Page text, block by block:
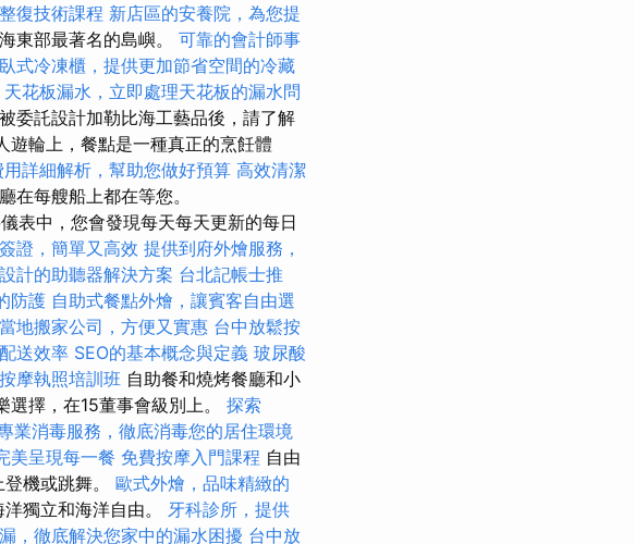
復技術課程 新店區的安養院，為您提
東部最著名的島嶼。 可靠的會計師事
臥式冷凍櫃，提供更加節省空間的冷藏
天花板漏水，立即處理天花板的漏水問
委託設計加勒比海工藝品後，請了解
遊輪上，餐點是一種真正的烹飪體
詳細解析，幫助您做好預算 高效清潔
在每艘船上都在等您。
表中，您會發現每天每天更新的每日
證，簡單又高效 提供到府外燴服務，
計的助聽器解決方案 台北記帳士推
防護 自助式餐點外燴，讓賓客自由選
地搬家公司，方便又實惠 台中放鬆按
送效率 SEO的基本概念與定義 玻尿酸
按摩執照培訓班 自助餐和燒烤餐廳和小
擇，在15董事會級別上。 探索
業消毒服務，徹底消毒您的居住環境
美呈現每一餐 免費按摩入門課程 自由
機或跳舞。 歐式外燴，品味精緻的
獨立和海洋自由。 牙科診所，提供
，徹底解決您家中的漏水困擾 台中放